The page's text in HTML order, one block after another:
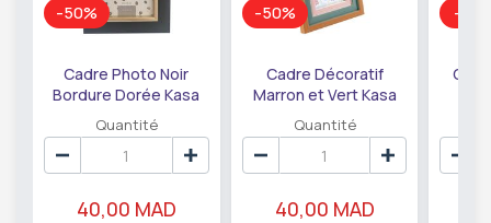
-50%
Cadre Photo Noir
Bordure Dorée Kasa
10x15cm
Quantité
40,00 MAD
-50%
Cadre Décoratif
Marron et Vert Kasa
10x15cm
Quantité
40,00 MAD
-61%